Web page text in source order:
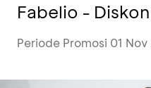
Fabelio -
Periode Promosi 01